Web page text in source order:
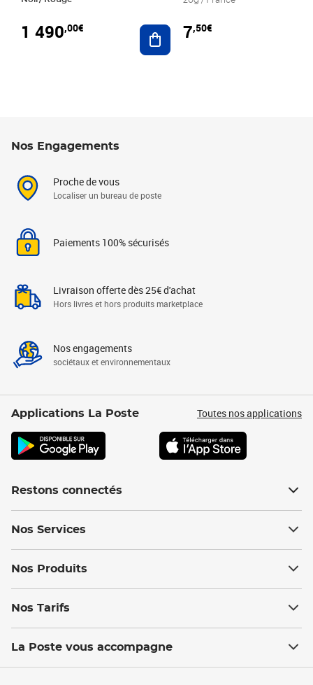
1 490,00€ Ajouter au panier
7,50€
Nos Engagements
Proche de vous
Localiser un bureau de poste
Paiements 100% sécurisés
Livraison offerte dès 25€ d'achat
Hors livres et hors produits marketplace
Nos engagements
sociétaux et environnementaux
Applications La Poste Toutes nos applications
Restons connectés
Nos Services
Nos Produits
Nos Tarifs
La Poste vous accompagne